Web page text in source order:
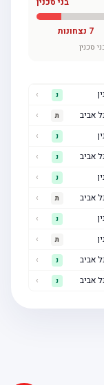
נצחונות